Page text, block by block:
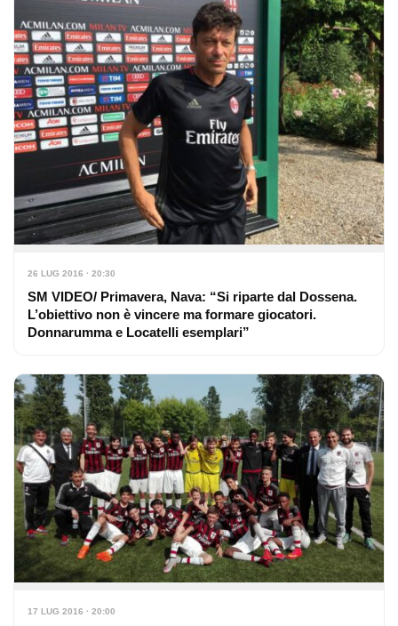
26 LUG 2016 · 20:30
SM VIDEO/ Primavera, Nava: “Si riparte dal Dossena.
L’obiettivo non è vincere ma formare giocatori.
Donnarumma e Locatelli esemplari”
17 LUG 2016 · 20:00